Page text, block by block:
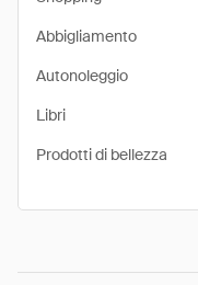
Abbigliamento
Autonoleggio
Libri
Prodotti di bellezza